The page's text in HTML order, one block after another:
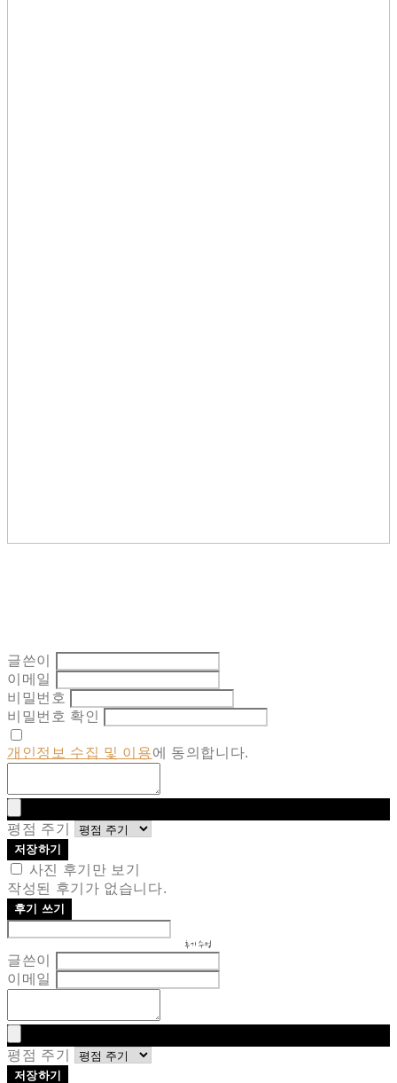
글쓴이
이메일
비밀번호
비밀번호 확인
개인정보 수집 및 이용에 동의합니다.
평점 주기
저장하기
사진 후기만 보기
작성된 후기가 없습니다.
후기 쓰기
후기 수정
글쓴이
이메일
평점 주기
저장하기